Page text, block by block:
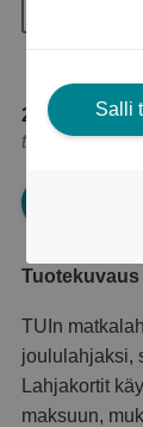
25 050
tai
30 €
Tuotekuvaus
TUIn
joululahjaksi,
Lahjakortit
maksuun,
Salli